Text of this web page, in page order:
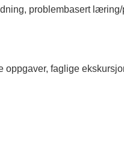
problembasert læring/
faglige